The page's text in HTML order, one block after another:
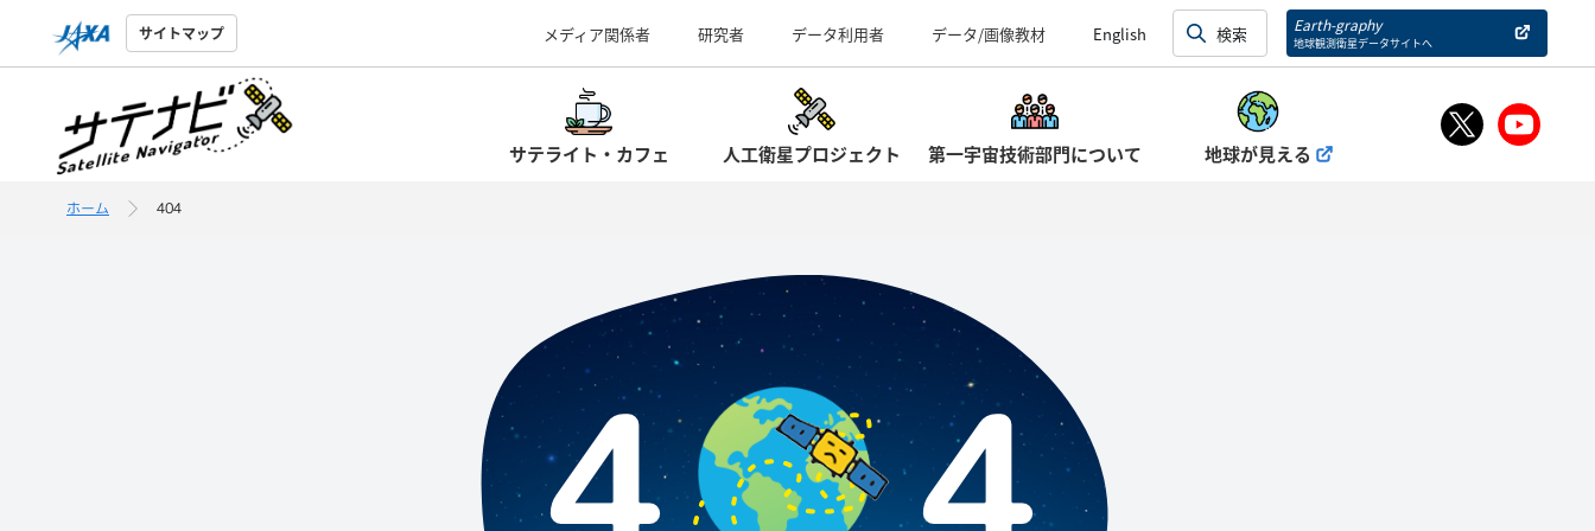
サイトマップ メディア関係者 研究者 データ利用者 データ/画像教材 English Earth-graphy
地球観測衛星データサイトへ
サテライト・カフェ 人工衛星プロジェクト 第一宇宙技術部門について 地球が見える
ホーム 404